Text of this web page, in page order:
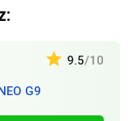
G9
9.5/10